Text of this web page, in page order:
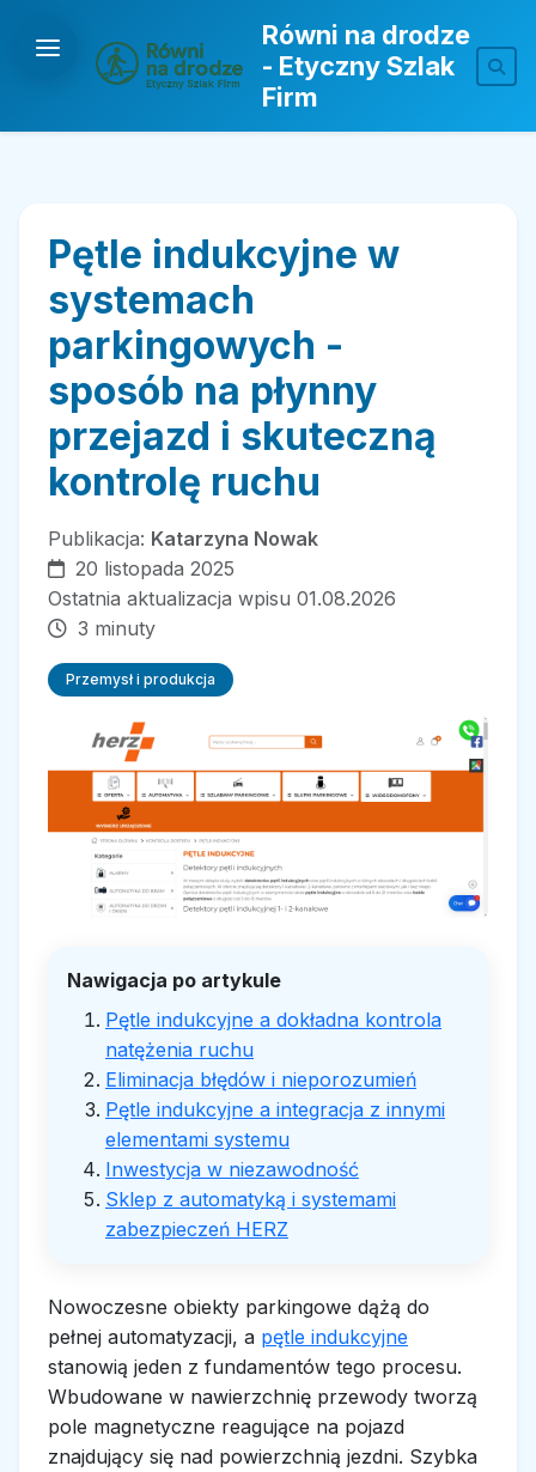
Równi na drodze
- Etyczny Szlak
Firm
Pętle indukcyjne w
systemach
parkingowych -
sposób na płynny
przejazd i skuteczną
kontrolę ruchu
Publikacja: Katarzyna Nowak
20 listopada 2025
Ostatnia aktualizacja wpisu 01.08.2026
3 minuty
Przemysł i produkcja
Nawigacja po artykule
Pętle indukcyjne a dokładna kontrola
natężenia ruchu
Eliminacja błędów i nieporozumień
Pętle indukcyjne a integracja z innymi
elementami systemu
Inwestycja w niezawodność
Sklep z automatyką i systemami
zabezpieczeń HERZ
Nowoczesne obiekty parkingowe dążą do
pełnej automatyzacji, a pętle indukcyjne
stanowią jeden z fundamentów tego procesu.
Wbudowane w nawierzchnię przewody tworzą
pole magnetyczne reagujące na pojazd
znajdujący się nad powierzchnią jezdni. Szybka